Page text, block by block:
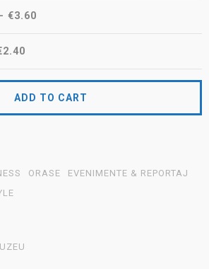
€3.60
ADD TO CART
ORASE
EVENIMENTE & REPORTAJ